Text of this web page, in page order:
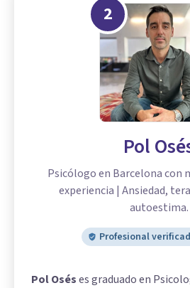
2
Pol
Psicólogo en Barcelona con
experiencia | Ansiedad,
autoestima.
Profesional
Pol Oséses graduado en